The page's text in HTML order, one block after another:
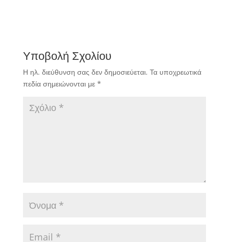
Υποβολή Σχολίου
Η ηλ. διεύθυνση σας δεν δημοσιεύεται. Τα υποχρεωτικά
πεδία σημειώνονται με *